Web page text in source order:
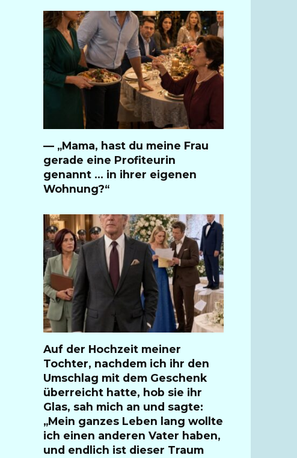
— „Mama, hast du meine Frau
gerade eine Profiteurin
genannt … in ihrer eigenen
Wohnung?“
Auf der Hochzeit meiner
Tochter, nachdem ich ihr den
Umschlag mit dem Geschenk
überreicht hatte, hob sie ihr
Glas, sah mich an und sagte:
„Mein ganzes Leben lang wollte
ich einen anderen Vater haben,
und endlich ist dieser Traum